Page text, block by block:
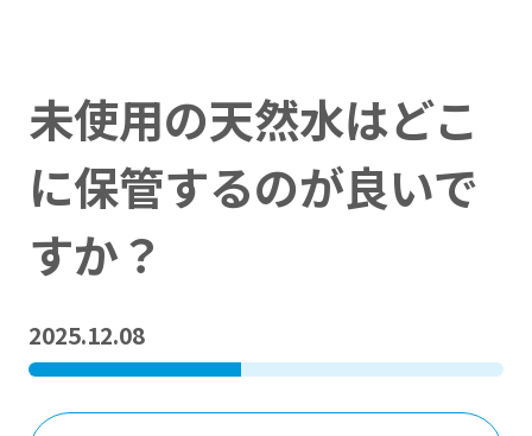
未使用の天然水はどこ
に保管するのが良いで
すか？
2025.12.08